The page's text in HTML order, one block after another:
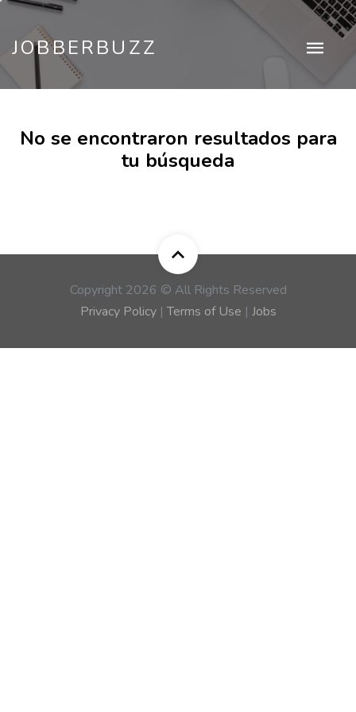
JOBBERBUZZ
No se encontraron resultados para
tu búsqueda
Copyright 2026 © All Rights Reserved
Privacy Policy|Terms of Use | Jobs